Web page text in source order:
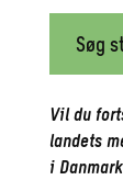
Søg
Vil du
landets
i